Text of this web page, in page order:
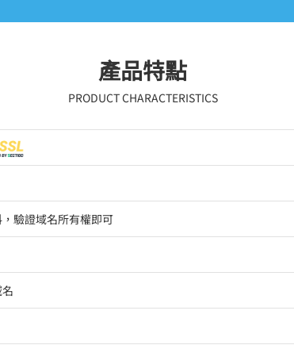
產品特點
PRODUCT CHARACTERISTICS
驗證域名所有權即可